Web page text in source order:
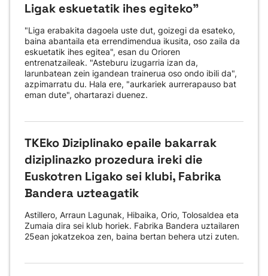
Ligak eskuetatik ihes egiteko"
"Liga erabakita dagoela uste dut, goizegi da esateko,
baina abantaila eta errendimendua ikusita, oso zaila da
eskuetatik ihes egitea", esan du Orioren
entrenatzaileak. "Asteburu izugarria izan da,
larunbatean zein igandean trainerua oso ondo ibili da",
azpimarratu du. Hala ere, "aurkariek aurrerapauso bat
eman dute", ohartarazi duenez.
TKEko Diziplinako epaile bakarrak
diziplinazko prozedura ireki die
Euskotren Ligako sei klubi, Fabrika
Bandera uzteagatik
Astillero, Arraun Lagunak, Hibaika, Orio, Tolosaldea eta
Zumaia dira sei klub horiek. Fabrika Bandera uztailaren
25ean jokatzekoa zen, baina bertan behera utzi zuten.